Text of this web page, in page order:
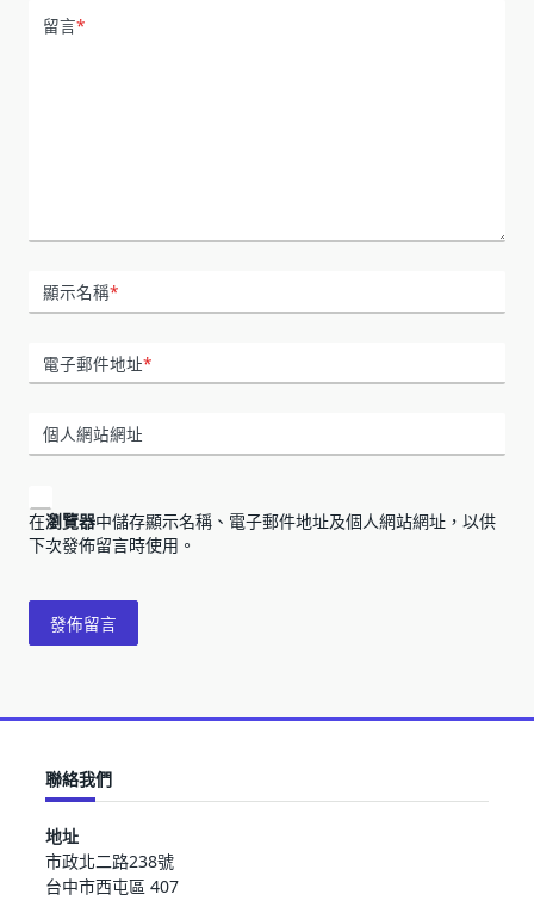
留言*
顯示名稱*
電子郵件地址*
個人網站網址
在瀏覽器中儲存顯示名稱、電子郵件地址及個人網站網址，以供
下次發佈留言時使用。
聯絡我們
地址
市政北二路238號
台中市西屯區 407